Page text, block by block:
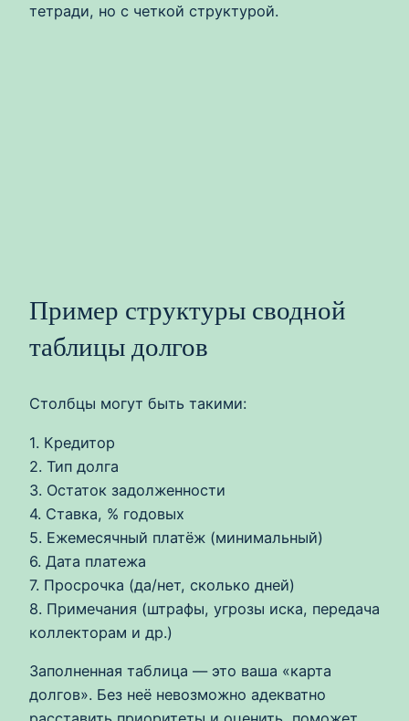
тетради, но с четкой структурой.
Пример структуры сводной
таблицы долгов
Столбцы могут быть такими:
1. Кредитор
2. Тип долга
3. Остаток задолженности
4. Ставка, % годовых
5. Ежемесячный платёж (минимальный)
6. Дата платежа
7. Просрочка (да/нет, сколько дней)
8. Примечания (штрафы, угрозы иска, передача
коллекторам и др.)
Заполненная таблица — это ваша «карта
долгов». Без неё невозможно адекватно